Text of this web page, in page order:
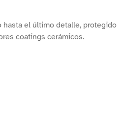
el último detalle, protegido
coatings cerámicos.